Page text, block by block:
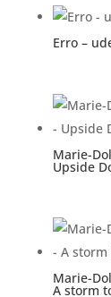
Erro –
Marie-
Upside
Marie-
A storm